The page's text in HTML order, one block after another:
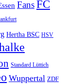
FansFC
Hertha BSC HSV
Standard Lüttich
Wuppertal ZDF